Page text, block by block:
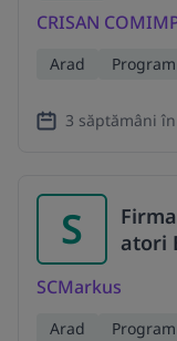
CRISAN
Arad
3 săptămâni
S
atori
SCMarkus
Arad